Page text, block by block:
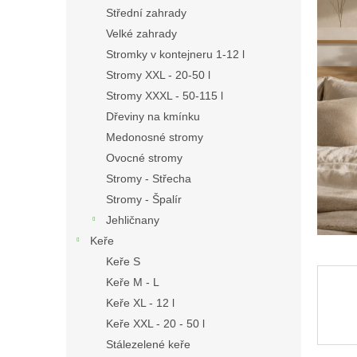
Střední zahrady
Velké zahrady
Stromky v kontejneru 1-12 l
Stromy XXL - 20-50 l
Stromy XXXL - 50-115 l
Dřeviny na kmínku
Medonosné stromy
Ovocné stromy
Stromy - Střecha
Stromy - Špalír
Jehličnany
Keře
Keře S
Keře M - L
Keře XL - 12 l
Keře XXL - 20 - 50 l
Stálezelené keře